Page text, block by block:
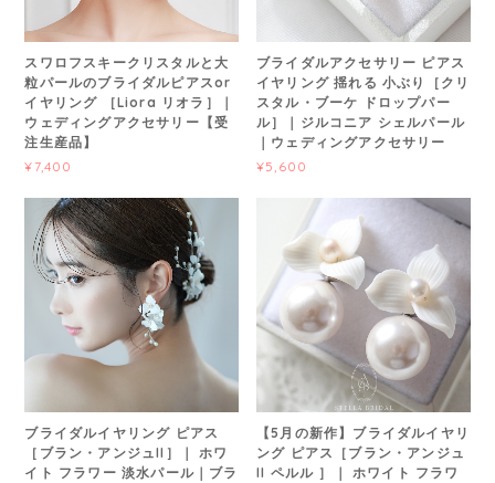
スワロフスキークリスタルと大
粒パールのブライダルピアスor
イヤリング ［Liora リオラ］｜
ウェディングアクセサリー【受
注生産品】
¥7,400
ブライダルアクセサリー ピアス
イヤリング 揺れる 小ぶり［クリ
スタル・ブーケ ドロップパー
ル］｜ジルコニア シェルパール
｜ウェディングアクセサリー
¥5,600
ブライダルイヤリング ピアス
［ブラン・アンジュII］｜ ホワ
イト フラワー 淡水パール｜ブラ
【5月の新作】ブライダルイヤリ
ング ピアス［ブラン・アンジュ
II ペルル ］｜ ホワイト フラワ